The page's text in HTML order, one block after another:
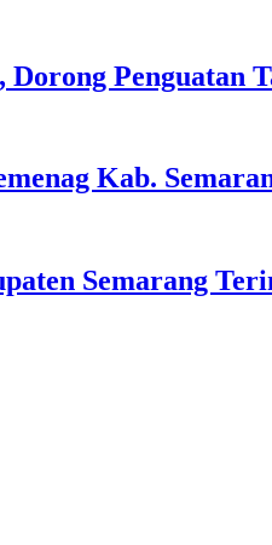
Penguatan
Kab.
Semarang